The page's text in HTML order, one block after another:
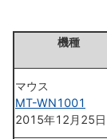
機種
マウス
MT-WN1001
2015年12月25日